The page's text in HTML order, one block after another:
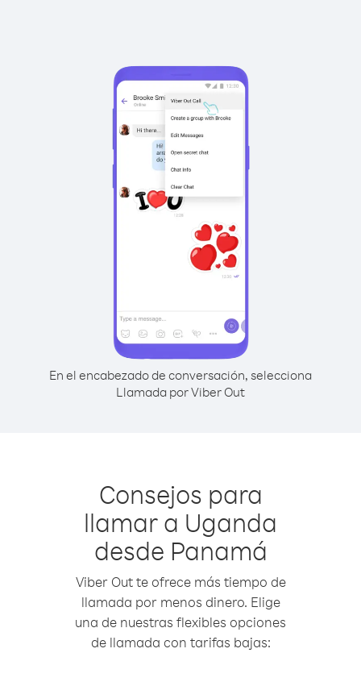
En el encabezado de conversación, selecciona
Llamada por Viber Out
Consejos para
llamar a Uganda
desde Panamá
Viber Out te ofrece más tiempo de
llamada por menos dinero. Elige
una de nuestras flexibles opciones
de llamada con tarifas bajas: